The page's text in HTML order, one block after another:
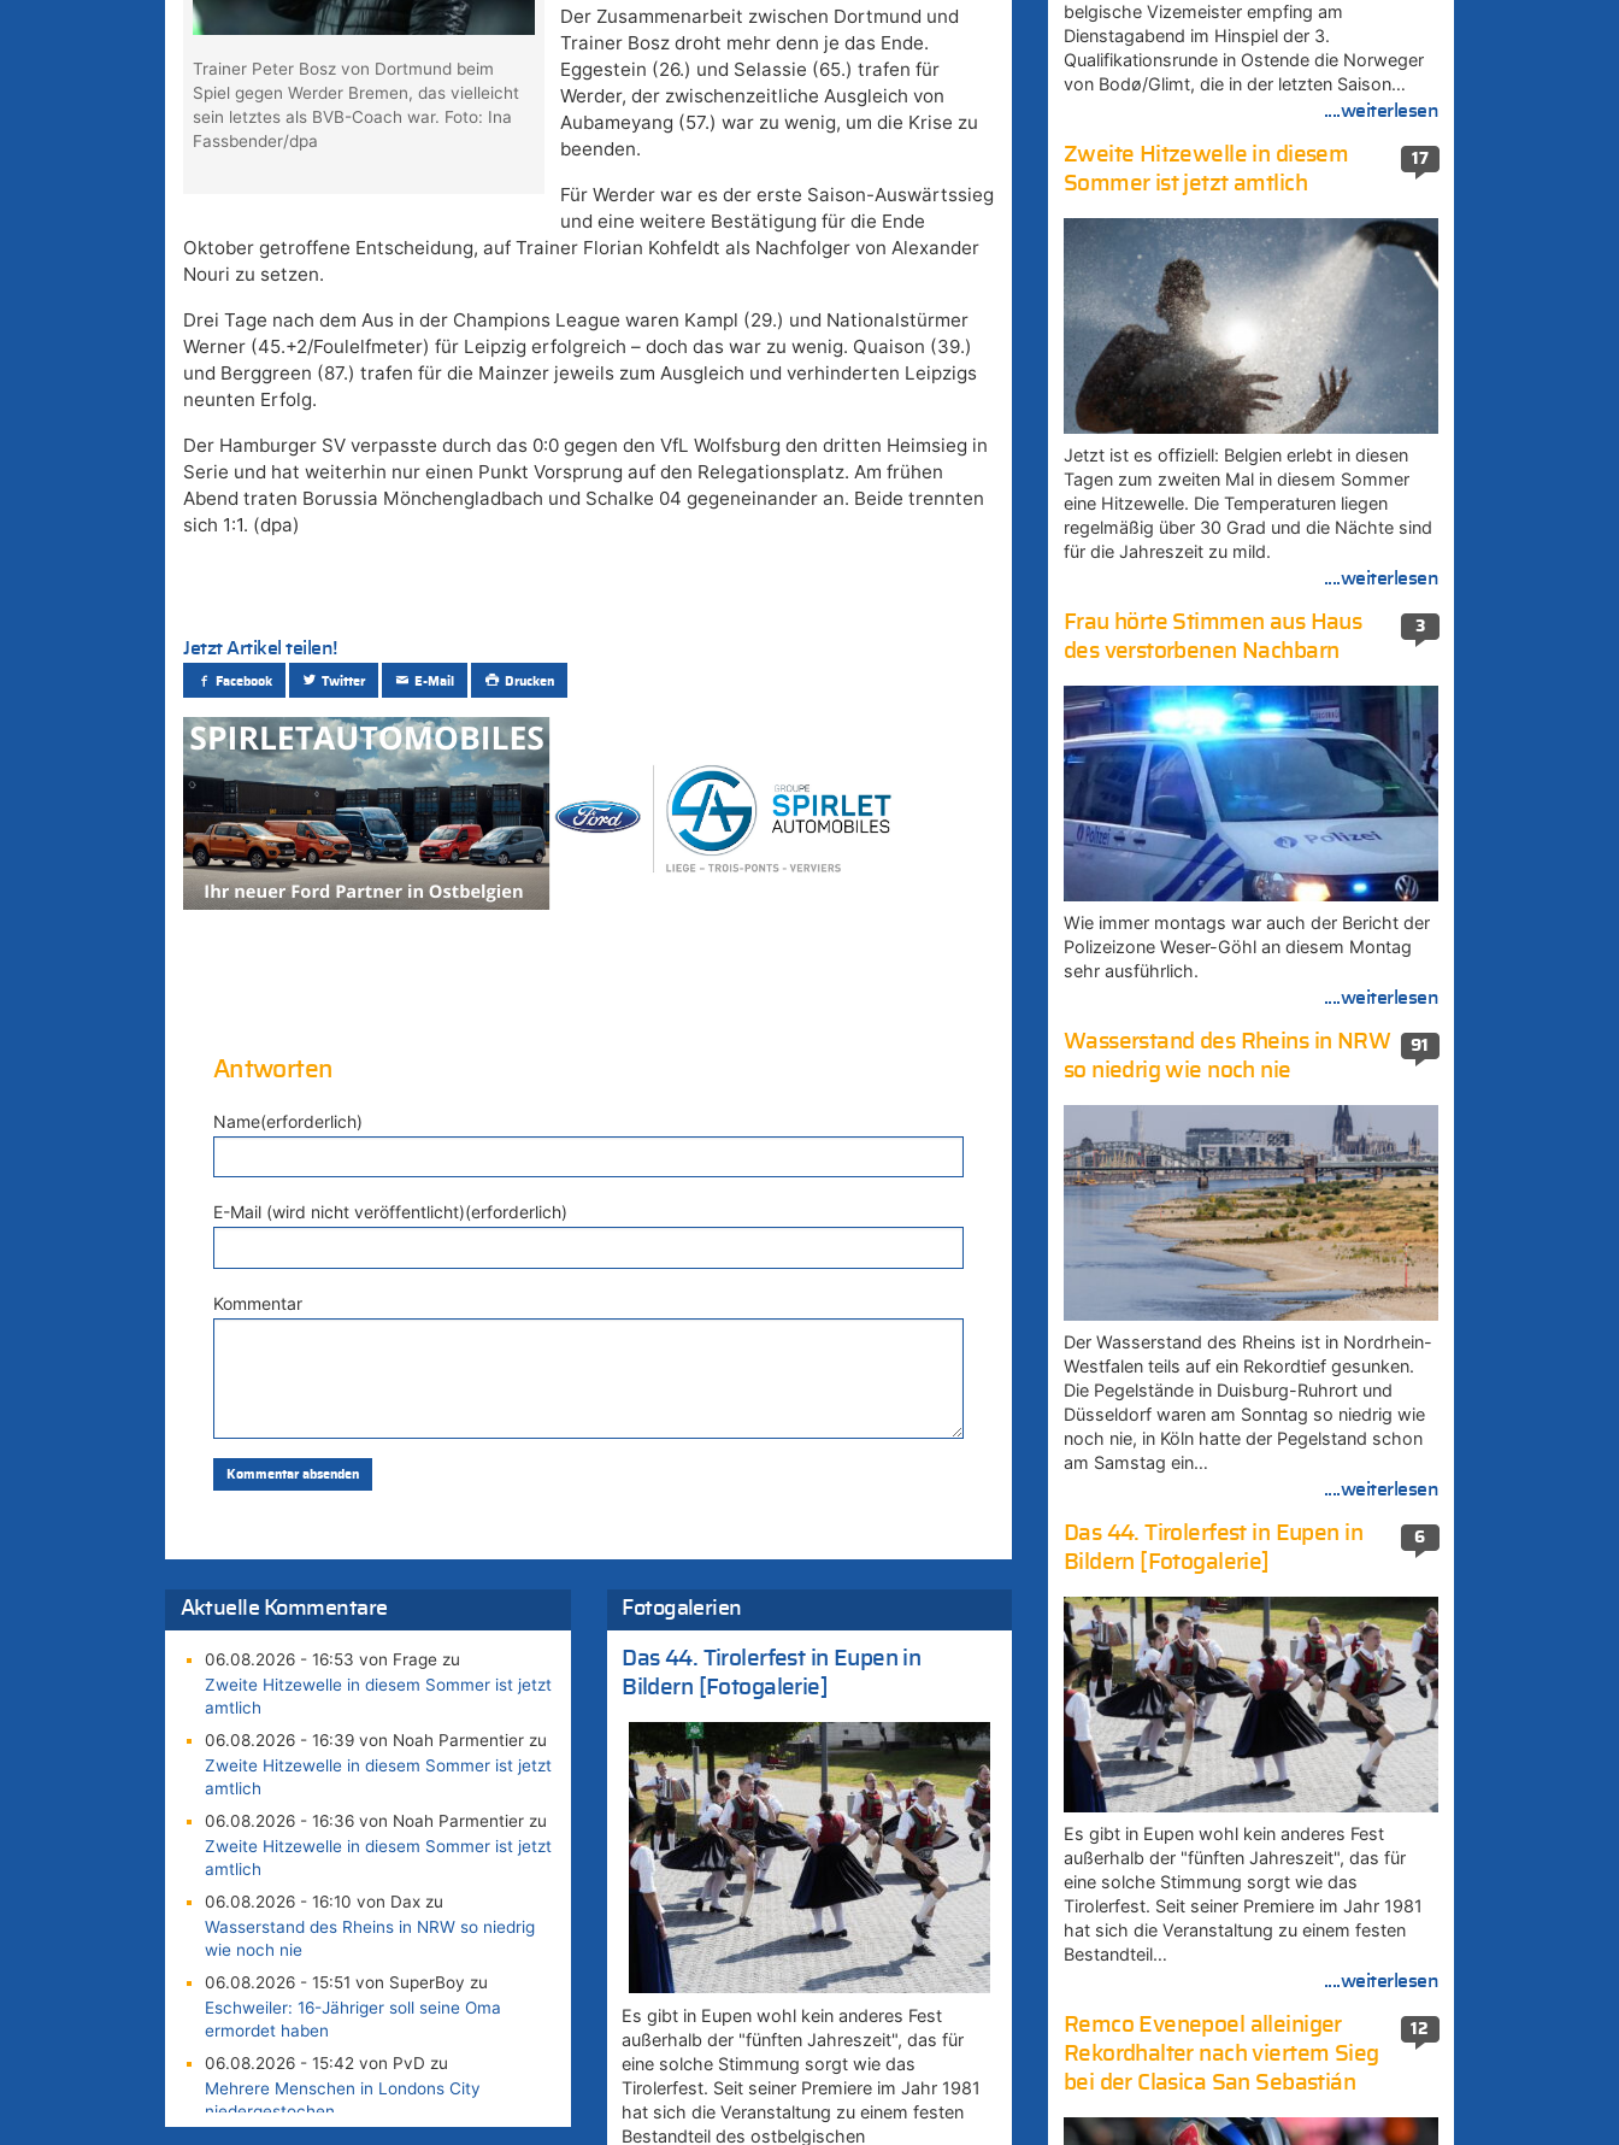
Trainer Peter Bosz von Dortmund beim
Spiel gegen Werder Bremen, das vielleicht
sein letztes als BVB-Coach war. Foto: Ina
Fassbender/dpa
Der Zusammenarbeit zwischen Dortmund und
Trainer Bosz droht mehr denn je das Ende.
Eggestein (26.) und Selassie (65.) trafen für
Werder, der zwischenzeitliche Ausgleich von
Aubameyang (57.) war zu wenig, um die Krise zu
beenden.
Für Werder war es der erste Saison-Auswärtssieg
und eine weitere Bestätigung für die Ende
Oktober getroffene Entscheidung, auf Trainer Florian Kohfeldt als Nachfolger von Alexander
Nouri zu setzen.
Drei Tage nach dem Aus in der Champions League waren Kampl (29.) und Nationalstürmer
Werner (45.+2/Foulelfmeter) für Leipzig erfolgreich – doch das war zu wenig. Quaison (39.)
und Berggreen (87.) trafen für die Mainzer jeweils zum Ausgleich und verhinderten Leipzigs
neunten Erfolg.
Der Hamburger SV verpasste durch das 0:0 gegen den VfL Wolfsburg den dritten Heimsieg in
Serie und hat weiterhin nur einen Punkt Vorsprung auf den Relegationsplatz. Am frühen
Abend traten Borussia Mönchengladbach und Schalke 04 gegeneinander an. Beide trennten
sich 1:1. (dpa)
Jetzt Artikel teilen!
Facebook Twitter E-Mail Drucken
Antworten
Name(erforderlich)
E-Mail (wird nicht veröffentlicht)(erforderlich)
Kommentar
Aktuelle Kommentare
06.08.2026 - 16:53 von Frage zu
Zweite Hitzewelle in diesem Sommer ist jetzt
amtlich
06.08.2026 - 16:39 von Noah Parmentier zu
Zweite Hitzewelle in diesem Sommer ist jetzt
amtlich
06.08.2026 - 16:36 von Noah Parmentier zu
Zweite Hitzewelle in diesem Sommer ist jetzt
amtlich
06.08.2026 - 16:10 von Dax zu
Wasserstand des Rheins in NRW so niedrig
wie noch nie
06.08.2026 - 15:51 von SuperBoy zu
Eschweiler: 16-Jähriger soll seine Oma
ermordet haben
06.08.2026 - 15:42 von PvD zu
Mehrere Menschen in Londons City
niedergestochen
Fotogalerien
Das 44. Tirolerfest in Eupen in
Bildern [Fotogalerie]
Es gibt in Eupen wohl kein anderes Fest
außerhalb der "fünften Jahreszeit", das für
eine solche Stimmung sorgt wie das
Tirolerfest. Seit seiner Premiere im Jahr 1981
hat sich die Veranstaltung zu einem festen
Bestandteil des ostbelgischen
belgische Vizemeister empfing am
Dienstagabend im Hinspiel der 3.
Qualifikationsrunde in Ostende die Norweger
von Bodø/Glimt, die in der letzten Saison…
....weiterlesen
17
Zweite Hitzewelle in diesem
Sommer ist jetzt amtlich
Jetzt ist es offiziell: Belgien erlebt in diesen
Tagen zum zweiten Mal in diesem Sommer
eine Hitzewelle. Die Temperaturen liegen
regelmäßig über 30 Grad und die Nächte sind
für die Jahreszeit zu mild.
....weiterlesen
3
Frau hörte Stimmen aus Haus
des verstorbenen Nachbarn
Wie immer montags war auch der Bericht der
Polizeizone Weser-Göhl an diesem Montag
sehr ausführlich.
....weiterlesen
91
Wasserstand des Rheins in NRW
so niedrig wie noch nie
Der Wasserstand des Rheins ist in Nordrhein-
Westfalen teils auf ein Rekordtief gesunken.
Die Pegelstände in Duisburg-Ruhrort und
Düsseldorf waren am Sonntag so niedrig wie
noch nie, in Köln hatte der Pegelstand schon
am Samstag ein…
....weiterlesen
6
Das 44. Tirolerfest in Eupen in
Bildern [Fotogalerie]
Es gibt in Eupen wohl kein anderes Fest
außerhalb der "fünften Jahreszeit", das für
eine solche Stimmung sorgt wie das
Tirolerfest. Seit seiner Premiere im Jahr 1981
hat sich die Veranstaltung zu einem festen
Bestandteil…
....weiterlesen
12
Remco Evenepoel alleiniger
Rekordhalter nach viertem Sieg
bei der Clasica San Sebastián